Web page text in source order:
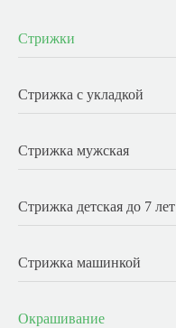
Стрижки
Стрижка с укладкой
Стрижка мужская
Стрижка детская до 7 лет
Стрижка машинкой
Окрашивание